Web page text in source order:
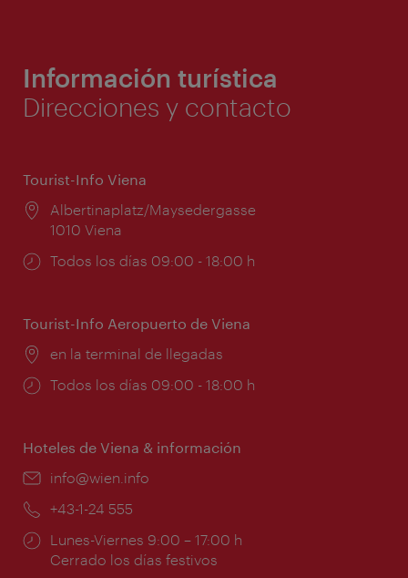
Información turística
Direcciones y contacto
Tourist-Info Viena
Lugar:
Albertinaplatz/Maysedergasse
1010 Viena
Horarios
Todos los días 09:00 - 18:00 h
Tourist-Info Aeropuerto de Viena
Lugar:
en la terminal de llegadas
Horarios
Todos los días 09:00 - 18:00 h
Hoteles de Viena & información
e-
info@wien.info
Teléfono:
+43-1-24 555
Horarios
de
Lunes-Viernes 9:00 – 17:00 h
Cerrado los días festivos